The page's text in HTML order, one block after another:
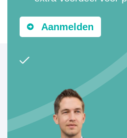
Aanmelden